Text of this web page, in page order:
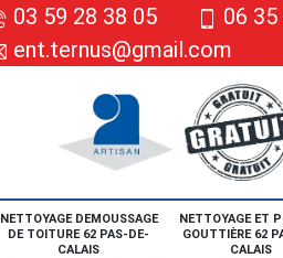
03 59 28 38 05
06
ent.ternus@gmail.com
NETTOYAGE DEMOUSSAGE
DE TOITURE 62 PAS-DE-
CALAIS
NETTOYAGE ET
GOUTTIÈRE 62
CALAIS